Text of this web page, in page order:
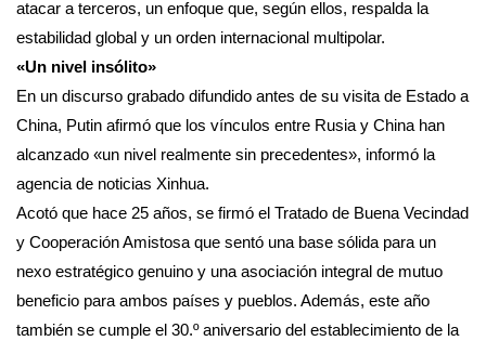
atacar a terceros, un enfoque que, según ellos, respalda la
estabilidad global y un orden internacional multipolar.
«Un nivel insólito»
En un discurso grabado difundido antes de su visita de Estado a
China, Putin afirmó que los vínculos entre Rusia y China han
alcanzado «un nivel realmente sin precedentes», informó la
agencia de noticias Xinhua.
Acotó que hace 25 años, se firmó el Tratado de Buena Vecindad
y Cooperación Amistosa que sentó una base sólida para un
nexo estratégico genuino y una asociación integral de mutuo
beneficio para ambos países y pueblos. Además, este año
también se cumple el 30.º aniversario del establecimiento de la